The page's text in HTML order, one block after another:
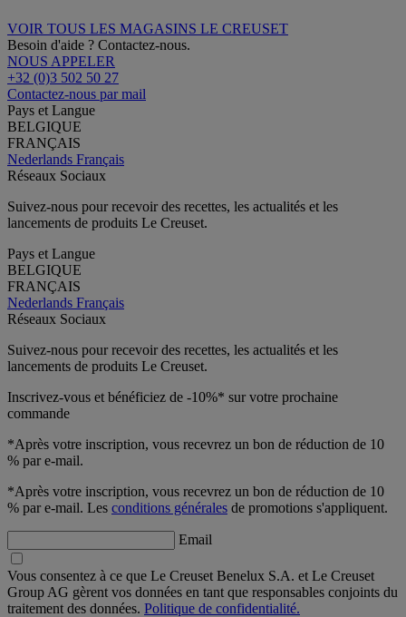
VOIR TOUS LES MAGASINS LE CREUSET
Besoin d'aide ? Contactez-nous.
NOUS APPELER
+32 (0)3 502 50 27
Contactez-nous par mail
Pays et Langue
BELGIQUE
FRANÇAIS
Nederlands Français
Réseaux Sociaux
Suivez-nous pour recevoir des recettes, les actualités et les
lancements de produits Le Creuset.
Pays et Langue
BELGIQUE
FRANÇAIS
Nederlands Français
Réseaux Sociaux
Suivez-nous pour recevoir des recettes, les actualités et les
lancements de produits Le Creuset.
Inscrivez-vous et bénéficiez de -10%* sur votre prochaine
commande
*Après votre inscription, vous recevrez un bon de réduction de 10
% par e-mail.
*Après votre inscription, vous recevrez un bon de réduction de 10
% par e-mail. Les conditions générales de promotions s'appliquent.
Email
Vous consentez à ce que Le Creuset Benelux S.A. et Le Creuset
Group AG gèrent vos données en tant que responsables conjoints du
traitement des données. Politique de confidentialité.